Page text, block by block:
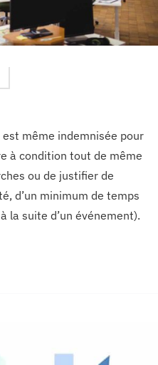
est même indemnisée pour
à condition tout de même
ou de justifier de
d’un minimum de temps
la suite d’un événement).